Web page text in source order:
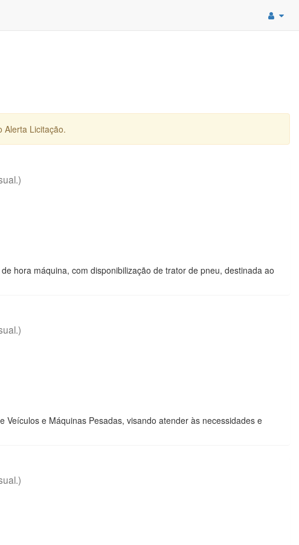
Alerta Licitação.
hora máquina, com disponibilização de trator de pneu, destinada ao
e Máquinas Pesadas, visando atender às necessidades e